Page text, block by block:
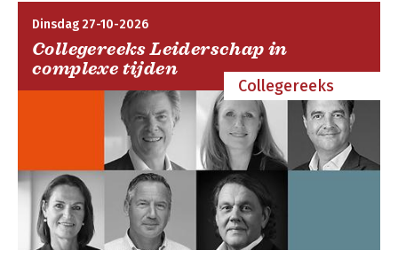
Dinsdag 27-10-2026
Collegereeks Leiderschap in
complexe tijden
Collegereeks